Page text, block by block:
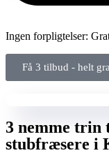
Ingen forpligtelser:
Få 3 tilbud - helt
3 nemme trin
stubfræsere i